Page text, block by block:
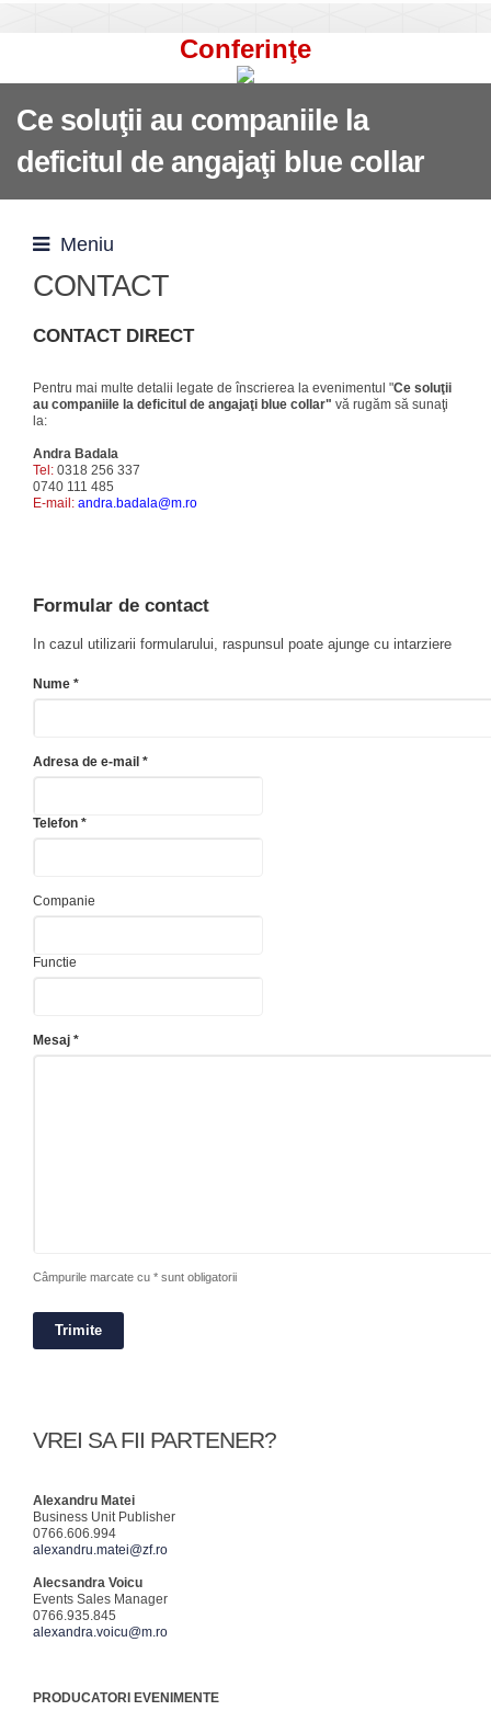
Conferinţe
Ce soluţii au companiile la
deficitul de angajaţi blue collar
Meniu
CONTACT
CONTACT DIRECT
Pentru mai multe detalii legate de înscrierea la evenimentul "Ce soluţii
au companiile la deficitul de angajaţi blue collar" vă rugăm să sunaţi
la:
Andra Badala
Tel: 0318 256 337
0740 111 485
E-mail: andra.badala@m.ro
Formular de contact
In cazul utilizarii formularului, raspunsul poate ajunge cu intarziere
Nume *
Adresa de e-mail *
Telefon *
Companie
Functie
Mesaj *
Câmpurile marcate cu * sunt obligatorii
VREI SA FII PARTENER?
Alexandru Matei
Business Unit Publisher
0766.606.994
alexandru.matei@zf.ro
Alecsandra Voicu
Events Sales Manager
0766.935.845
alexandra.voicu@m.ro
PRODUCATORI EVENIMENTE